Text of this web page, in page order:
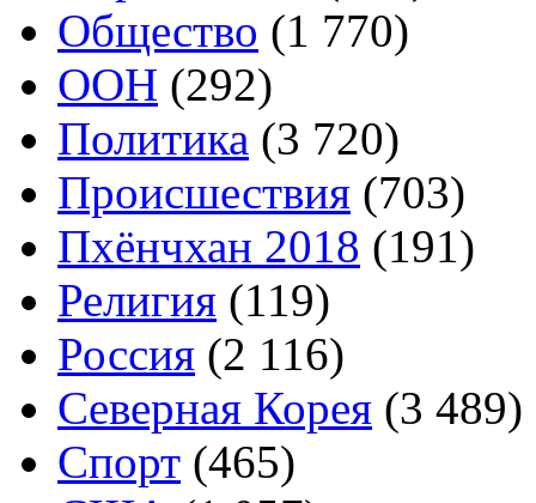
Общество (1 770)
ООН (292)
Политика (3 720)
Происшествия (703)
Пхёнчхан 2018 (191)
Религия (119)
Россия (2 116)
Северная Корея (3 489)
Спорт (465)